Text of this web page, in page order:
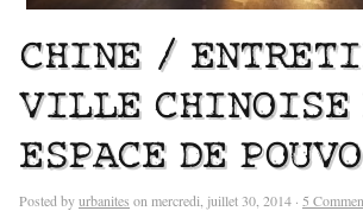
CHINE /
VILLE CHINOISE
ESPACE DE
Posted byurbanites on mercredi, juillet 30, 2014 · 5